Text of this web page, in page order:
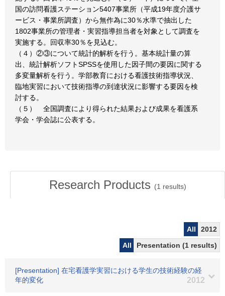
国の訪問看護ステーション5407事業所（平成19年度介護サ
ービス・事業所調査）から無作為に30％水準で抽出した
1802事業所の管理者・実習指導担当者を対象として調査を
実施する。回収率30％を見込む。
（４）②③について統計的解析を行う。基本統計量の算
出、統計解析ソフトSPSSを使用した因子間の要因に関する
多変量解析を行う。学部教育における看護技術指導状況、
臨地実習において技術指導の到達状況に影響する要因を検
討する。
（５） 全国調査により得られた結果および成果を看護系
学会・学会誌に公表する。
Research Products (1 results)
All
2012
All
Presentation (1 results)
[Presentation] 在宅看護学実習における学生の技術経験の経
年的変化
2012